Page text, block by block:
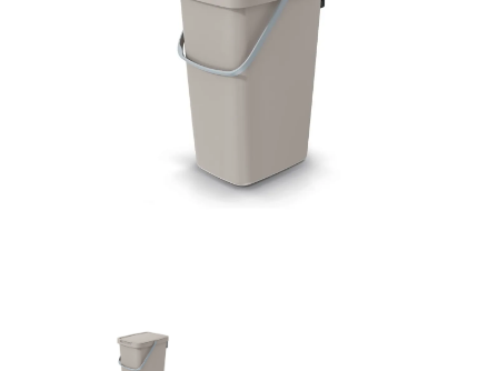
Odpadkový koš na tříděný odpad Fit Bin gray 20 l,
Odpadkový koš COMPACTA Q FLAP PLUS set, objem